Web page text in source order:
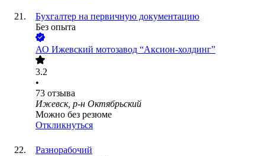
Бухгалтер на первичную документацию
Без опыта
АО Ижевский мотозавод “Аксион-холдинг”
3.2
•
73 отзыва
Ижевск, р-н Октябрьский
Можно без резюме
Откликнуться
Разнорабочий